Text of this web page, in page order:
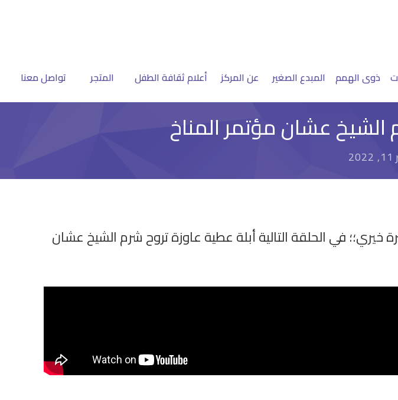
ذوى الهمم المبدع الصغير عن المركز أعلام ثقافة الطفل المتجر تواصل معنا
الشيخ عشان مؤتمر المناخ
في الحلقة التالية أبلة عطية عاوزة تروح شرم الشيخ عشان